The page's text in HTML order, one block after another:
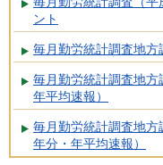
ント
毎月勤労統計調査地方
毎月勤労統計調査地方
年平均速報）
毎月勤労統計調査地
年分・年平均速報）